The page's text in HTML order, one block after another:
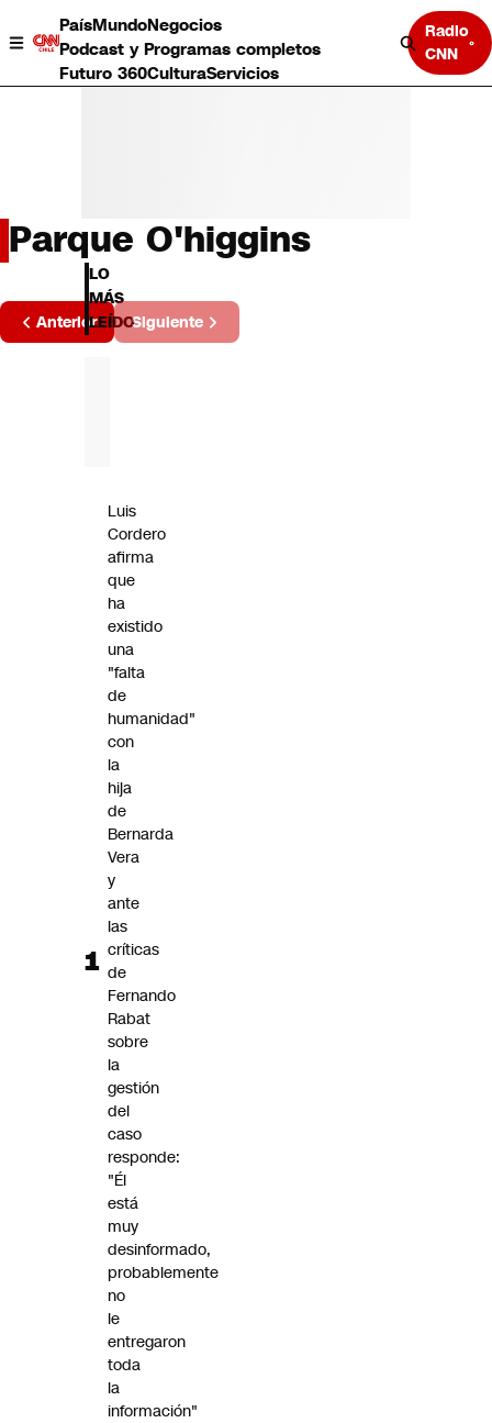
PaísMundoNegocios
Podcast y Programas completos
Futuro 360CulturaServicios
Radio
CNN
Negocios
Deportes
Parque O'higgins
Página
3 de 1
Anterior Siguiente
LO
MÁS
LEÍDO
Luis
Cordero
afirma
que
ha
existido
una
"falta
de
humanidad"
con
la
hija
de
Bernarda
Vera
y
ante
las
críticas
de
Fernando
Rabat
sobre
la
gestión
del
caso
responde:
"Él
está
muy
desinformado,
probablemente
no
le
entregaron
toda
la
información"